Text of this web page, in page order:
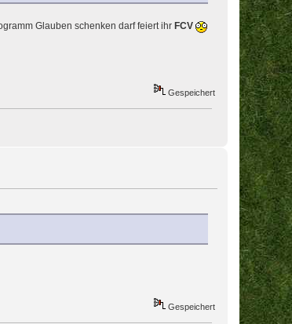
Glauben schenken darf feiert ihr FCV
Gespeichert
Gespeichert